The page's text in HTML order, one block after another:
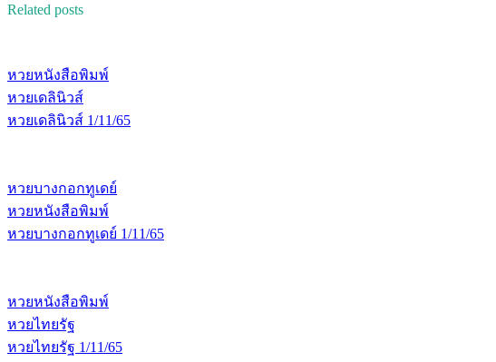
Related posts
หวยหนังสือพิมพ์
หวยเดลินิวส์
หวยเดลินิวส์ 1/11/65
หวยบางกอกทูเดย์
หวยหนังสือพิมพ์
หวยบางกอกทูเดย์ 1/11/65
หวยหนังสือพิมพ์
หวยไทยรัฐ
หวยไทยรัฐ 1/11/65